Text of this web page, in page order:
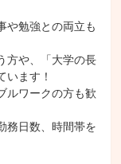
や勉強との両立も
方や、「大学の長
います！
ルワークの方も歓
務日数、時間帯を